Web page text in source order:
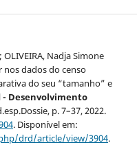
Nadja Simone
nos dados do censo
do seu “tamanho” e
- Desenvolvimento
p. 7–37, 2022.
. Disponível em:
drd/article/view/3904.